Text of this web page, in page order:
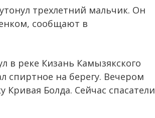
трехлетний мальчик. Он
сообщают в
в реке Кизань Камызякского
спиртное на берегу. Вечером
Кривая Болда. Сейчас спасатели